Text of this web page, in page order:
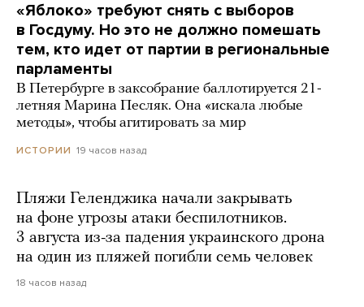
«Яблоко» требуют снять с выборов
в Госдуму. Но это не должно помешать
тем, кто идет от партии в региональные
парламенты
В Петербурге в заксобрание баллотируется 21-
летняя Марина Песляк. Она «искала любые
методы», чтобы агитировать за мир
ИСТОРИИ 19 часов назад
Пляжи Геленджика начали закрывать
на фоне угрозы атаки беспилотников.
3 августа из-за падения украинского дрона
на один из пляжей погибли семь человек
18 часов назад